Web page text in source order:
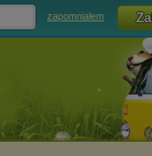
zapomniałem